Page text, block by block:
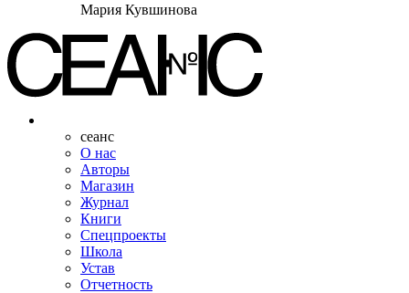
Мария Кувшинова
сеанс
О нас
Авторы
Магазин
Журнал
Книги
Спецпроекты
Школа
Устав
Отчетность